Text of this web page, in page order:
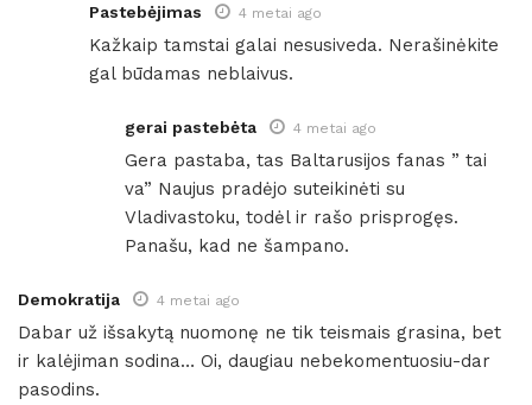
Pastebėjimas 4 metai ago
Kažkaip tamstai galai nesusiveda. Nerašinėkite
gal būdamas neblaivus.
gerai pastebėta 4 metai ago
Gera pastaba, tas Baltarusijos fanas ” tai
va” Naujus pradėjo suteikinėti su
Vladivastoku, todėl ir rašo prisprogęs.
Panašu, kad ne šampano.
Demokratija 4 metai ago
Dabar už išsakytą nuomonę ne tik teismais grasina, bet
ir kalėjiman sodina… Oi, daugiau nebekomentuosiu-dar
pasodins.